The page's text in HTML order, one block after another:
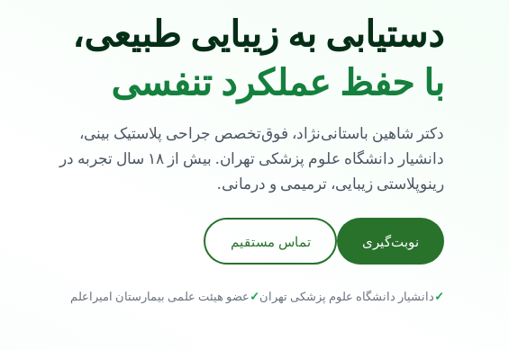
دستیابی به زیبایی طبیعی،
با حفظ عملکرد تنفسی
دکتر شاهین باستانی‌نژاد، فوق‌تخصص جراحی پلاستیک بینی،
دانشیار دانشگاه علوم پزشکی تهران. بیش از ۱۸ سال تجربه در
رینوپلاستی زیبایی، ترمیمی و درمانی.
نوبت‌گیری تماس مستقیم
✓دانشیار دانشگاه علوم پزشکی تهران✓عضو هیئت علمی بیمارستان امیراعلم